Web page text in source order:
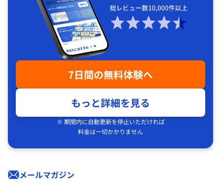
7日間の無料体験へ
もっと詳細を見る
※ 期間内に自動更新を停止いただければ
料金は一切かかりません
メールマガジン